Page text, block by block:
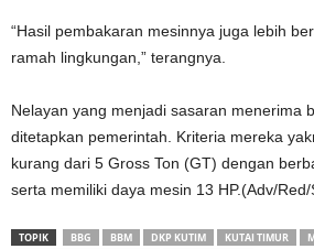
“Hasil pembakaran mesinnya juga lebih
ramah lingkungan,” terangnya.
Nelayan yang menjadi sasaran menerima
ditetapkan pemerintah. Kriteria mereka
kurang dari 5 Gross Ton (GT) dengan
serta memiliki daya mesin 13 HP.(Adv/Red/
TOPIK BBG BBM DKP KUTIM KUTAI TIMUR